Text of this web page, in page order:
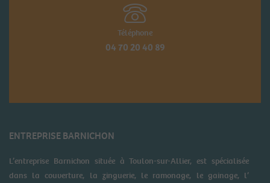
Téléphone
04 70 20 40 89
ENTREPRISE BARNICHON
L’entreprise Barnichon située à Toulon-sur-Allier, est spécialisée
dans la couverture, la zinguerie, le ramonage, le gainage, l’